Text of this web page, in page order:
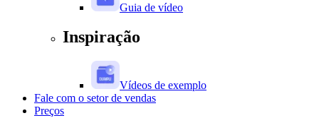
Guia de vídeo
Inspiração
Vídeos de exemplo
Fale com o setor de vendas
Preços